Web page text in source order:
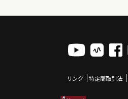
https://gazzlele.com/rhythm/
リンク 特定商取引法